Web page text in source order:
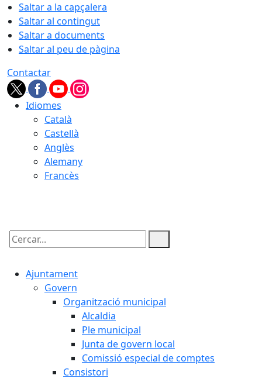
Saltar a la capçalera
Saltar al contingut
Saltar a documents
Saltar al peu de pàgina
Contactar
Idiomes
Català
Castellà
Anglès
Alemany
Francès
Cercar:
Ajuntament
Govern
Organització municipal
Alcaldia
Ple municipal
Junta de govern local
Comissió especial de comptes
Consistori